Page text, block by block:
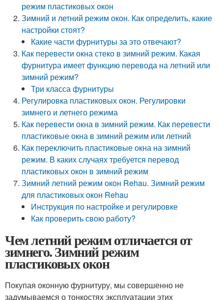
режим пластиковых окон
Зимний и летний режим окон. Как определить, какие
настройки стоят?
Какие части фурнитуры за это отвечают?
Как перевести окна стеко в зимний режим. Какая
фурнитура имеет функцию перевода на летний или
зимний режим?
Три класса фурнитуры
Регулировка пластиковых окон. Регулировки
зимнего и летнего режима
Как перевести окна в зимний режим. Как перевести
пластиковые окна в зимний режим или летний
Как переключить пластиковые окна на зимний
режим. В каких случаях требуется перевод
пластиковых окон в зимний режим
Зимний летний режим окон Rehau. Зимний режим
для пластиковых окон Rehau
Инструкция по настройке и регулировке
Как проверить свою работу?
Чем летний режим отличается от
зимнего. Зимний режим
пластиковых окон
Покупая оконную фурнитуру, мы совершенно не
задумываемся о тонкостях эксплуатации этих